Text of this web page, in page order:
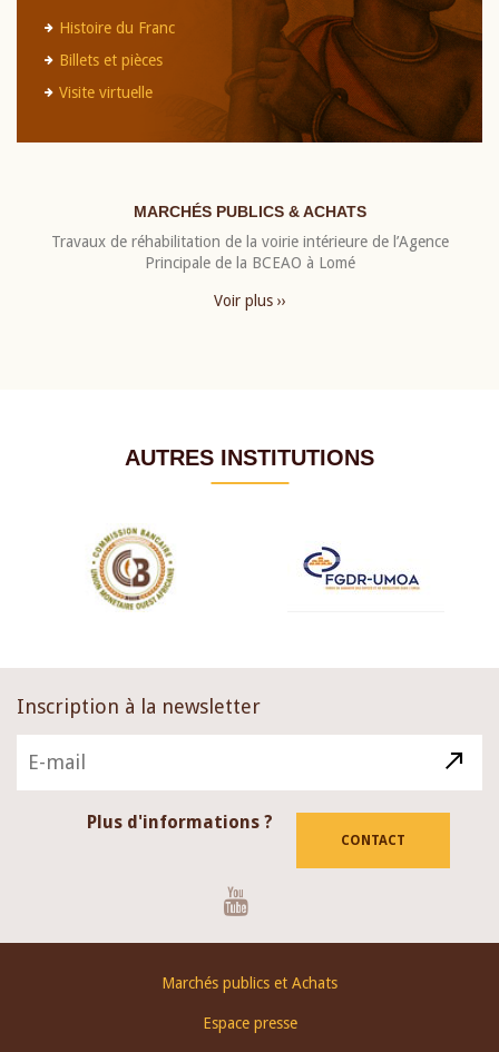
Histoire du Franc
Billets et pièces
Visite virtuelle
MARCHÉS PUBLICS & ACHATS
Travaux de réhabilitation de la voirie intérieure de l’Agence
Principale de la BCEAO à Lomé
Voir plus ››
AUTRES INSTITUTIONS
Inscription à la newsletter
Plus d'informations ?
CONTACT
Marchés publics et Achats
Espace presse